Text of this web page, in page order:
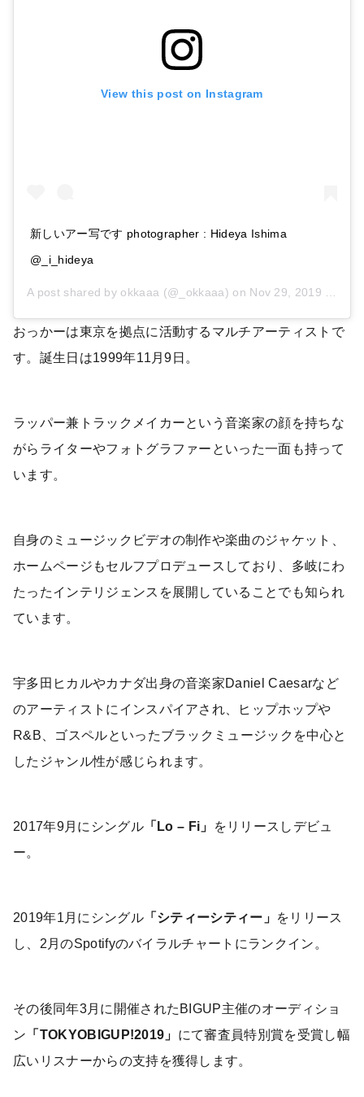
View this post on Instagram
新しいアー写です photographer : Hideya Ishima
@_i_hideya
A post shared by okkaaa (@_okkaaa) on Nov 29, 2019 at 2:58am PST
おっかーは東京を拠点に活動するマルチアーティストで
す。誕生日は1999年11月9日。
ラッパー兼トラックメイカーという音楽家の顔を持ちな
がらライターやフォトグラファーといった一面も持って
います。
自身のミュージックビデオの制作や楽曲のジャケット、
ホームページもセルフプロデュースしており、多岐にわ
たったインテリジェンスを展開していることでも知られ
ています。
宇多田ヒカルやカナダ出身の音楽家Daniel Caesarなど
のアーティストにインスパイアされ、ヒップホップや
R&B、ゴスペルといったブラックミュージックを中心と
したジャンル性が感じられます。
2017年9月にシングル「Lo – Fi」
をリリースしデビュ
ー。
2019年1月にシングル「シティーシティー」 をリリース
し、2月のSpotifyのバイラルチャートにランクイン。
その後同年3月に開催されたBIGUP主催のオーディショ
ン 「TOKYOBIGUP!2019」 にて審査員特別賞を受賞し幅
広いリスナーからの支持を獲得します。